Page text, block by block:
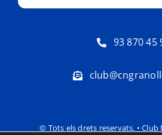
93 870 45
© Tots els drets reservats. • Club